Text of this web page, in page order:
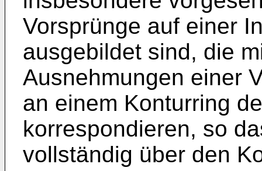
Vorsprünge auf einer
ausgebildet sind, die
Ausnehmungen einer
an einem Konturring
korrespondieren, so
vollständig über den